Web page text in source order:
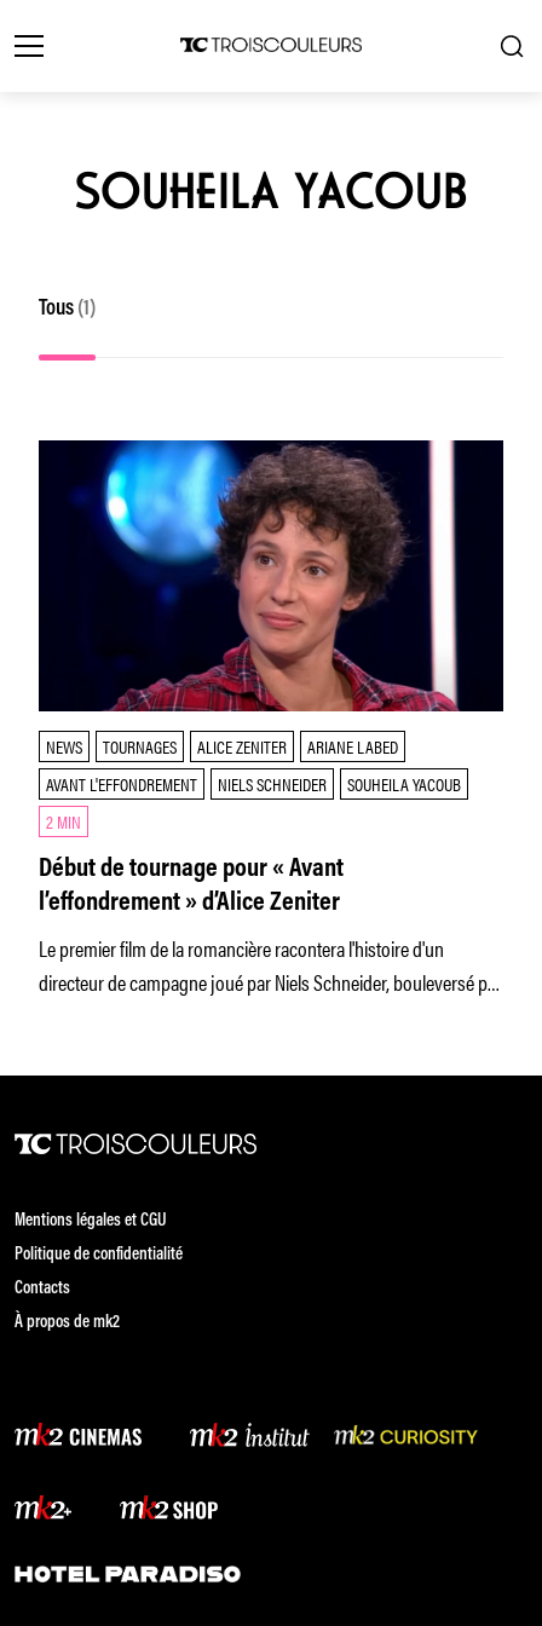
SOUHEILA YACOUB
Tous (1)
NEWS TOURNAGES ALICE ZENITER
ARIANE LABED
AVANT L'EFFONDREMENT
NIELS SCHNEIDER
SOUHEILA YACOUB
2 MIN
Début de tournage pour « Avant
l’effondrement » d’Alice Zeniter
Le premier film de la romancière racontera l'histoire d'un
directeur de campagne joué par Niels Schneider, bouleversé par
Mentions légales et CGU
Politique de confidentialité
Contacts
À propos de mk2